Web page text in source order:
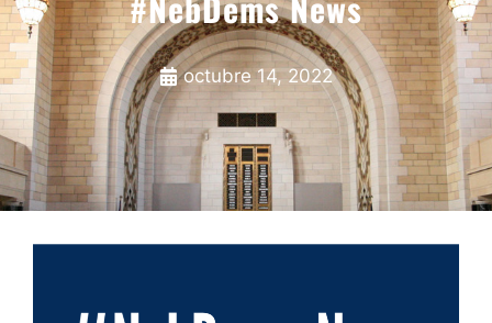
octubre 14, 2022